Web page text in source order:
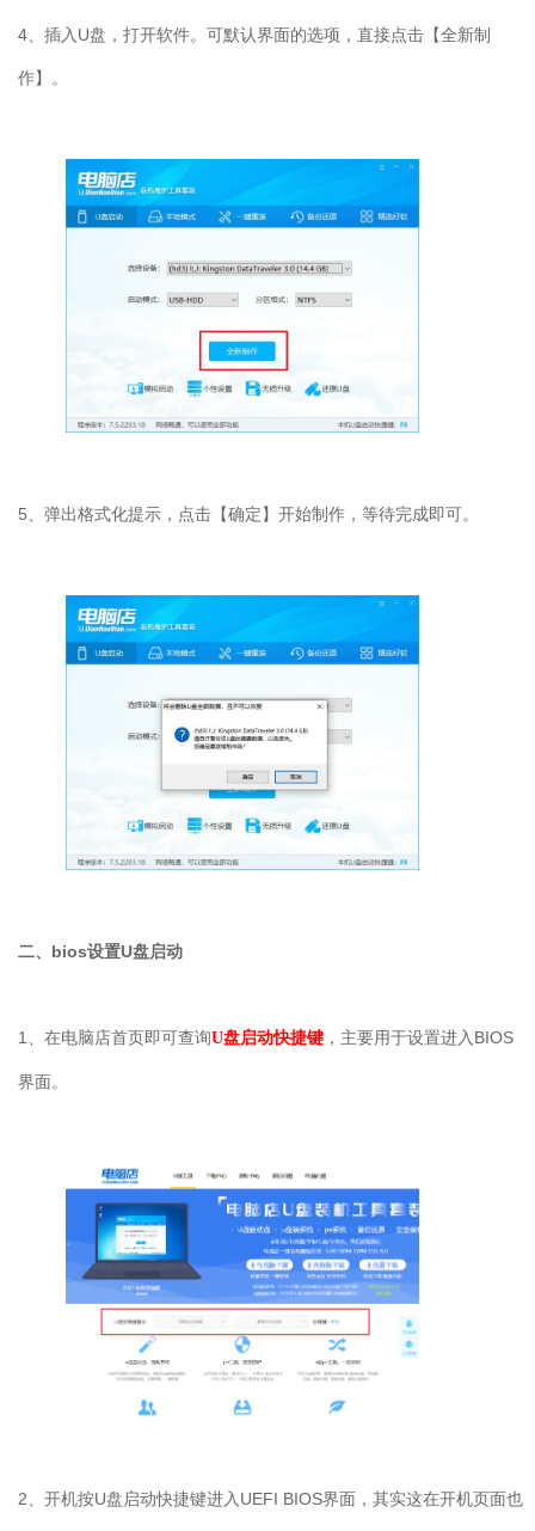
4 、插入 U盘，打开软件。可默认界面的选项，直接点击【全新制
作】。
5、弹出格式化提示，点击【确定】开始制作，等待完成即可。
二、 bios设置U盘启动
1 、在电脑店首页即可查询U盘启动快捷键 ，主要用于设置进入 BIOS
界面。
2 、开机按U盘启动快捷键进入 UEFI BIOS界面，其实这在开机页面也